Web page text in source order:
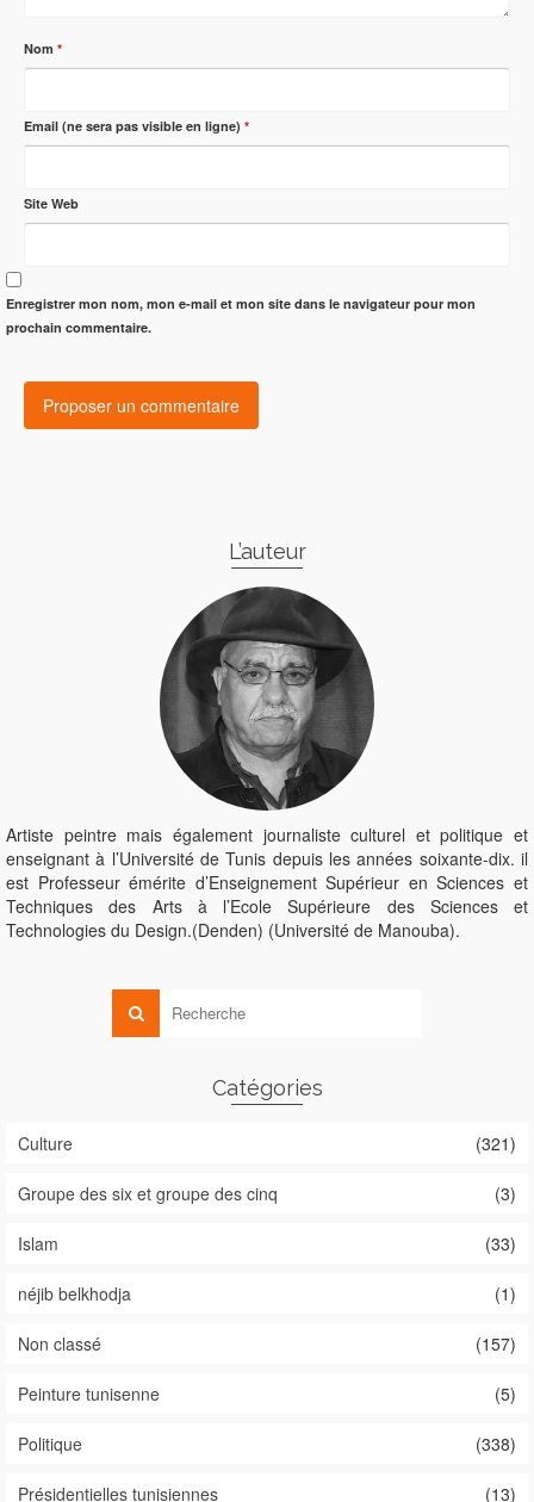
Nom *
Email (ne sera pas visible en ligne) *
Site Web
Enregistrer mon nom, mon e-mail et mon site dans le navigateur pour mon
prochain commentaire.
L’auteur
Artiste peintre mais également journaliste culturel et politique et
enseignant à l’Université de Tunis depuis les années soixante-dix. il
est Professeur émérite d’Enseignement Supérieur en Sciences et
Techniques des Arts à l’Ecole Supérieure des Sciences et
Technologies du Design.(Denden) (Université de Manouba).
Catégories
Culture (321)
Groupe des six et groupe des cinq (3)
Islam (33)
néjib belkhodja (1)
Non classé (157)
Peinture tunisenne (5)
Politique (338)
Présidentielles tunisiennes (13)